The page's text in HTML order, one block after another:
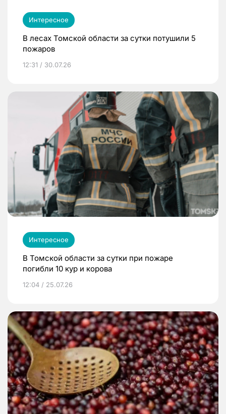
Интересное
В лесах Томской области за сутки потушили 5
пожаров
12:31 / 30.07.26
Интересное
В Томской области за сутки при пожаре
погибли 10 кур и корова
12:04 / 25.07.26